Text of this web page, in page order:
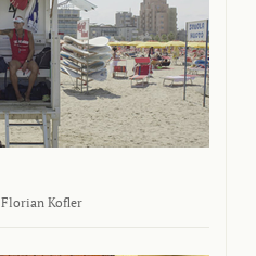
Florian Kofler